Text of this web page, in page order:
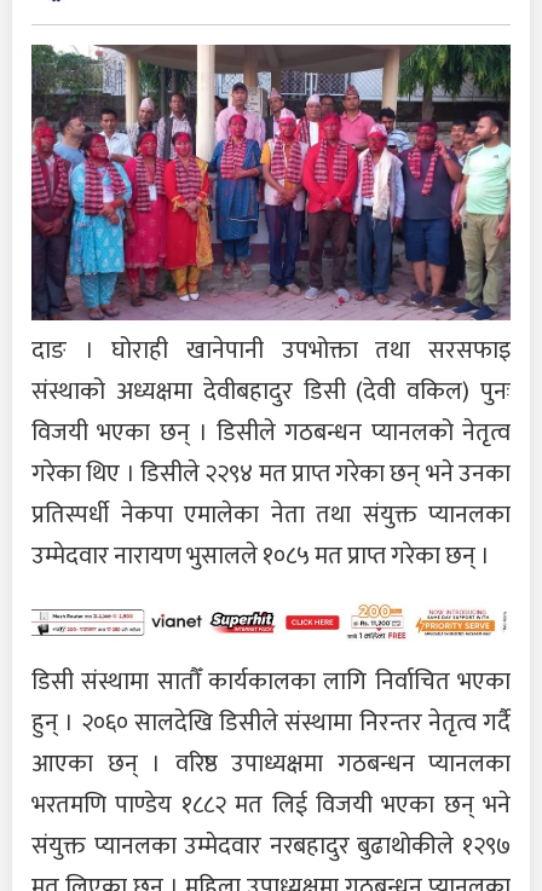
दाङ । घोराही खानेपानी उपभोक्ता तथा सरसफाइ
संस्थाको अध्यक्षमा देवीबहादुर डिसी (देवी वकिल) पुनः
विजयी भएका छन् । डिसीले गठबन्धन प्यानलको नेतृत्व
गरेका थिए । डिसीले २२९४ मत प्राप्त गरेका छन् भने उनका
प्रतिस्पर्धी नेकपा एमालेका नेता तथा संयुक्त प्यानलका
उम्मेदवार नारायण भुसालले १०८५ मत प्राप्त गरेका छन् ।
डिसी संस्थामा सातौँ कार्यकालका लागि निर्वाचित भएका
हुन् । २०६० सालदेखि डिसीले संस्थामा निरन्तर नेतृत्व गर्दै
आएका छन् । वरिष्ठ उपाध्यक्षमा गठबन्धन प्यानलका
भरतमणि पाण्डेय १८८२ मत लिई विजयी भएका छन् भने
संयुक्त प्यानलका उम्मेदवार नरबहादुर बुढाथोकीले १२९७